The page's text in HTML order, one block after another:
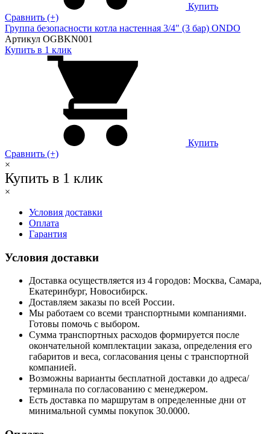
Купить
Сравнить (+)
Группа безопасности котла настенная 3/4" (3 бар) ONDO
Артикул OGBKN001
Купить в 1 клик
Купить
Сравнить (+)
×
Купить в 1 клик
×
Условия доставки
Оплата
Гарантия
Условия доставки
Доставка осуществляется из 4 городов: Москва, Самара,
Екатеринбург, Новосибирск.
Доставляем заказы по всей России.
Мы работаем со всеми транспортными компаниями.
Готовы помочь с выбором.
Сумма транспортных расходов формируется после
окончательной комплектации заказа, определения его
габаритов и веса, согласования цены с транспортной
компанией.
Возможны варианты бесплатной доставки до адреса/
терминала по согласованию с менеджером.
Есть доставка по маршрутам в определенные дни от
минимальной суммы покупок 30.0000.